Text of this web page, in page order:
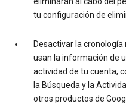
tu configuración de
Desactivar la
usan la información de
actividad de tu cuenta,
la Búsqueda y la
otros productos de